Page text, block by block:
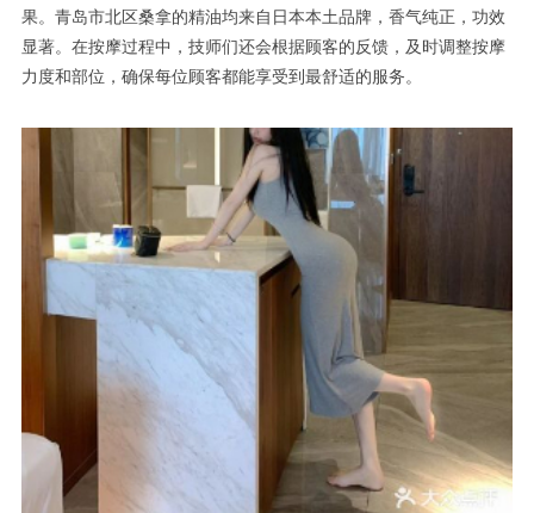
果。青岛市北区桑拿的精油均来自日本本土品牌，香气纯正，功效
显著。在按摩过程中，技师们还会根据顾客的反馈，及时调整按摩
力度和部位，确保每位顾客都能享受到最舒适的服务。